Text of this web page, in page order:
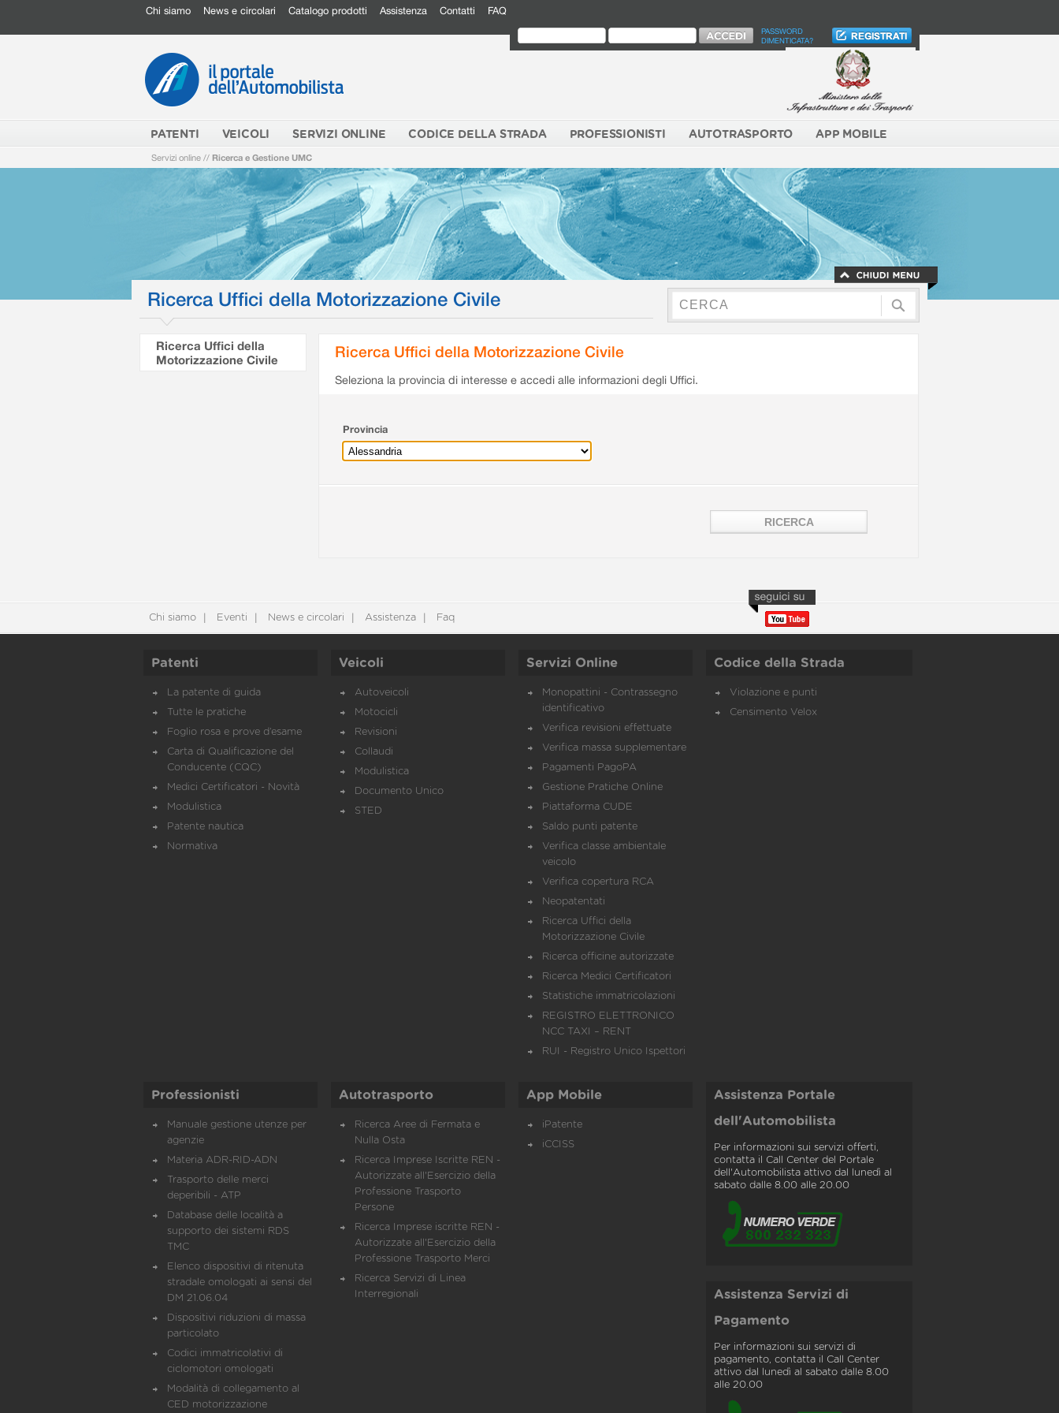
Chi siamo News e circolari Catalogo prodotti Assistenza Contatti FAQ
PASSWORD
DIMENTICATA?
PATENTI VEICOLI SERVIZI ONLINE CODICE DELLA STRADA PROFESSIONISTI AUTOTRASPORTO APP MOBILE
Servizi online // Ricerca e Gestione UMC
Ricerca Uffici della Motorizzazione Civile
Ricerca Uffici della
Motorizzazione Civile
Ricerca Uffici della Motorizzazione Civile
Seleziona la provincia di interesse e accedi alle informazioni degli Uffici.
Provincia
Chi siamo Eventi News e circolari Assistenza Faq
Patenti
La patente di guida
Tutte le pratiche
Foglio rosa e prove d’esame
Carta di Qualificazione del
Conducente (CQC)
Medici Certificatori - Novità
Modulistica
Patente nautica
Normativa
Veicoli
Autoveicoli
Motocicli
Revisioni
Collaudi
Modulistica
Documento Unico
STED
Servizi Online
Monopattini - Contrassegno
identificativo
Verifica revisioni effettuate
Verifica massa supplementare
Pagamenti PagoPA
Gestione Pratiche Online
Piattaforma CUDE
Saldo punti patente
Verifica classe ambientale
veicolo
Verifica copertura RCA
Neopatentati
Ricerca Uffici della
Motorizzazione Civile
Ricerca officine autorizzate
Ricerca Medici Certificatori
Statistiche immatricolazioni
REGISTRO ELETTRONICO
NCC TAXI – RENT
RUI - Registro Unico Ispettori
Codice della Strada
Violazione e punti
Censimento Velox
Professionisti
Manuale gestione utenze per
agenzie
Materia ADR-RID-ADN
Trasporto delle merci
deperibili - ATP
Database delle località a
supporto dei sistemi RDS
TMC
Elenco dispositivi di ritenuta
stradale omologati ai sensi del
DM 21.06.04
Dispositivi riduzioni di massa
particolato
Codici immatricolativi di
ciclomotori omologati
Modalità di collegamento al
CED motorizzazione
Autotrasporto
Ricerca Aree di Fermata e
Nulla Osta
Ricerca Imprese Iscritte REN -
Autorizzate all'Esercizio della
Professione Trasporto
Persone
Ricerca Imprese iscritte REN -
Autorizzate all'Esercizio della
Professione Trasporto Merci
Ricerca Servizi di Linea
Interregionali
App Mobile
iPatente
iCCISS
Assistenza Portale
dell'Automobilista
Per informazioni sui servizi offerti,
contatta il Call Center del Portale
dell'Automobilista attivo dal lunedì al
sabato dalle 8.00 alle 20.00
Assistenza Servizi di
Pagamento
Per informazioni sui servizi di
pagamento, contatta il Call Center
attivo dal lunedì al sabato dalle 8.00
alle 20.00